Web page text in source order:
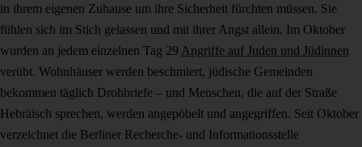
in ihrem eigenen Zuhause um ihre Sicherheit fürchten müssen. Sie
fühlen sich im Stich gelassen und mit ihrer Angst allein. Im Oktober
wurden an jedem einzelnen Tag 29 Angriffe auf Juden und Jüdinnen
verübt. Wohnhäuser werden beschmiert, jüdische Gemeinden
bekommen täglich Drohbriefe – und Menschen, die auf der Straße
Hebräisch sprechen, werden angepöbelt und angegriffen. Seit Oktober
verzeichnet die Berliner Recherche- und Informationsstelle